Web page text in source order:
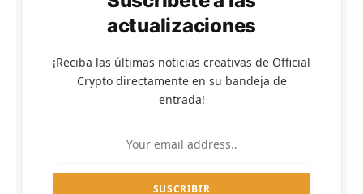
actualizaciones
¡Reciba las últimas noticias creativas de Official
Crypto directamente en su bandeja de
entrada!